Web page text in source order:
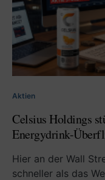
Aktien
Celsius Holdings
Energydrink-
Hier an der Wall
schneller als das